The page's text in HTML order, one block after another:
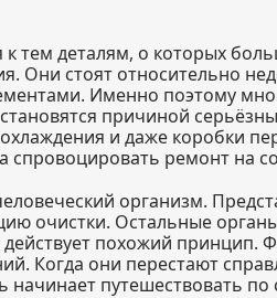
к тем деталям, о которых
Они стоят относительно
Именно поэтому
причиной
и даже коробки
спровоцировать ремонт на
организм.
очистки. Остальные
действует похожий
Когда они перестают
начинает путешествовать